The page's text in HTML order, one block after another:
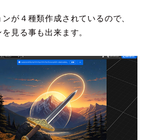
が４種類作成されているので、
見る事も出来ます。